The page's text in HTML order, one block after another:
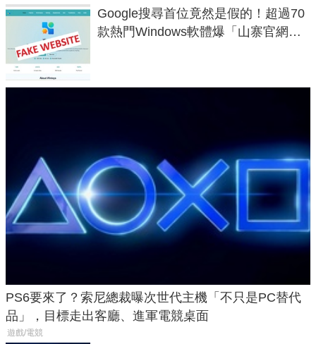
Google搜尋首位竟然是假的！超過70
款熱門Windows軟體爆「山寨官網」
PS6要來了？索尼總裁曝次世代主機「不只是PC替代
品」，目標走出客廳、進軍電競桌面
遊戲/電競